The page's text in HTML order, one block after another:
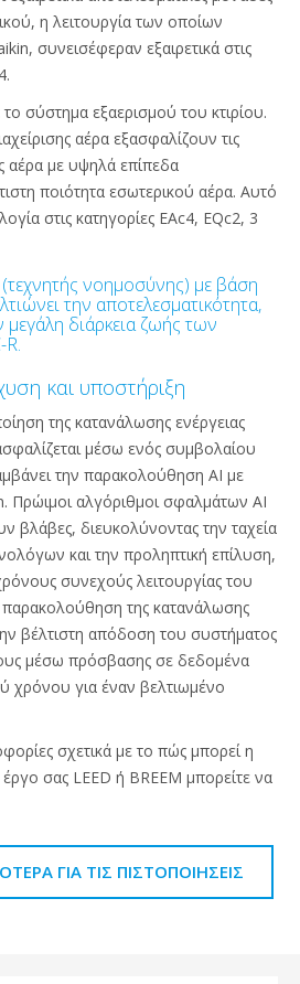
η λειτουργία των οποίων
συνεισέφεραν εξαιρετικά στις
σύστημα εξαερισμού του κτιρίου.
αέρα εξασφαλίζουν τις
αέρα με υψηλά επίπεδα
ποιότητα εσωτερικού αέρα. Αυτό
στις κατηγορίες EAc4, EQc2, 3
νοημοσύνης) με βάση
την αποτελεσματικότητα,
μεγάλη διάρκεια ζωής των
και υποστήριξη
της κατανάλωσης ενέργειας
μέσω ενός συμβολαίου
την παρακολούθηση AI με
Πρώιμοι αλγόριθμοι σφαλμάτων AI
διευκολύνοντας την ταχεία
και την προληπτική επίλυση,
συνεχούς λειτουργίας του
της κατανάλωσης
βέλτιστη απόδοση του συστήματος
μέσω πρόσβασης σε δεδομένα
χρόνου για έναν βελτιωμένο
σχετικά με το πώς μπορεί η
σας LEED ή BREEM μπορείτε να
ΓΙΑ ΤΙΣ ΠΙΣΤΟΠΟΙΉΣΕΙΣ